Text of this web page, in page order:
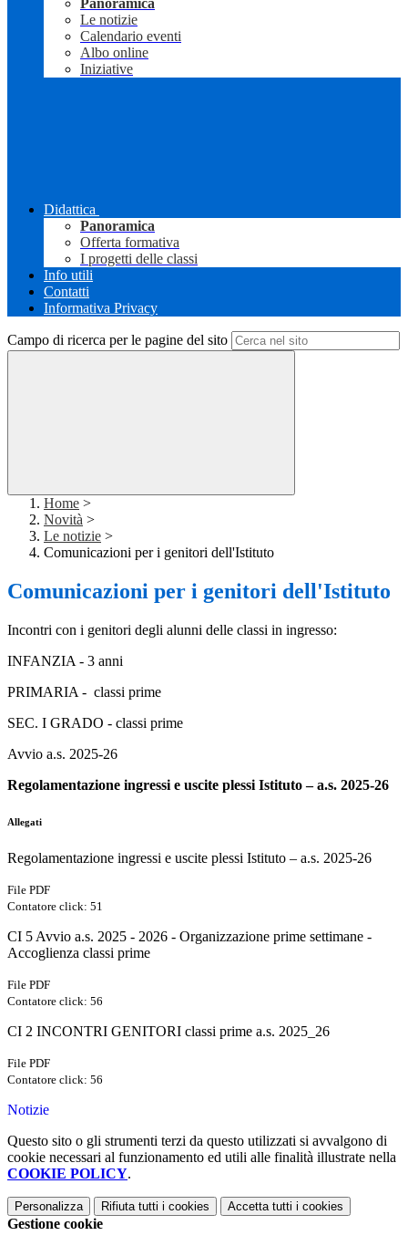
Panoramica
Le notizie
Calendario eventi
Albo online
Iniziative
Didattica
Panoramica
Offerta formativa
I progetti delle classi
Info utili
Contatti
Informativa Privacy
Campo di ricerca per le pagine del sito
Home >
Novità >
Le notizie >
Comunicazioni per i genitori dell'Istituto
Comunicazioni per i genitori dell'Istituto
Incontri con i genitori degli alunni delle classi in ingresso:
INFANZIA - 3 anni
PRIMARIA - classi prime
SEC. I GRADO - classi prime
Avvio a.s. 2025-26
Regolamentazione ingressi e uscite plessi Istituto – a.s. 2025-26
Allegati
Regolamentazione ingressi e uscite plessi Istituto – a.s. 2025-26
File PDF
Contatore click: 51
CI 5 Avvio a.s. 2025 - 2026 - Organizzazione prime settimane -
Accoglienza classi prime
File PDF
Contatore click: 56
CI 2 INCONTRI GENITORI classi prime a.s. 2025_26
File PDF
Contatore click: 56
Notizie
Questo sito o gli strumenti terzi da questo utilizzati si avvalgono di
cookie necessari al funzionamento ed utili alle finalità illustrate nella
COOKIE POLICY.
Personalizza Rifiuta tutti i cookies Accetta tutti i cookies
Gestione cookie